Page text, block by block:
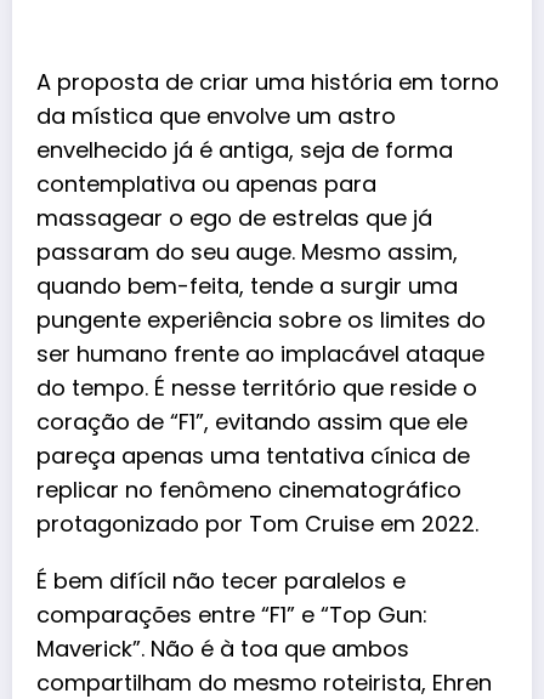
A proposta de criar uma história em torno
da mística que envolve um astro
envelhecido já é antiga, seja de forma
contemplativa ou apenas para
massagear o ego de estrelas que já
passaram do seu auge. Mesmo assim,
quando bem-feita, tende a surgir uma
pungente experiência sobre os limites do
ser humano frente ao implacável ataque
do tempo. É nesse território que reside o
coração de “F1”, evitando assim que ele
pareça apenas uma tentativa cínica de
replicar no fenômeno cinematográfico
protagonizado por Tom Cruise em 2022.
É bem difícil não tecer paralelos e
comparações entre “F1” e “Top Gun:
Maverick”. Não é à toa que ambos
compartilham do mesmo roteirista, Ehren